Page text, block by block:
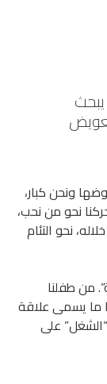
ونحن كبار،
نحو من نحب،
نحو التئام
من طفلنا
ما يسمى علاقة
على